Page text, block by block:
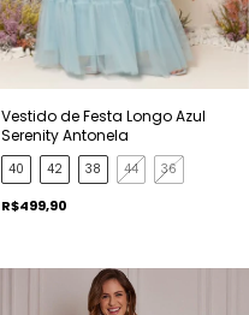
Vestido de Festa Longo Azul
Serenity Antonela
40 42 38 44 36
R$499,90